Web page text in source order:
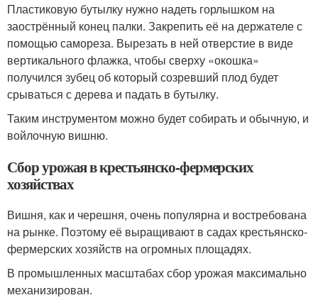
Пластиковую бутылку нужно надеть горлышком на
заострённый конец палки. Закрепить её на держателе с
помощью самореза. Вырезать в ней отверстие в виде
вертикального флажка, чтобы сверху «окошка»
получился зубец об который созревший плод будет
срываться с дерева и падать в бутылку.
Таким инструментом можно будет собирать и обычную, и
войлочную вишню.
Сбор урожая в крестьянско-фермерских
хозяйствах
Вишня, как и черешня, очень популярна и востребована
на рынке. Поэтому её выращивают в садах крестьянско-
фермерских хозяйств на огромных площадях.
В промышленных масштабах сбор урожая максимально
механизирован.